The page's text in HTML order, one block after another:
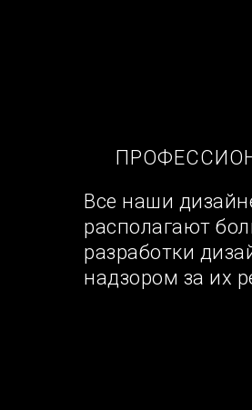
Все наши
располагают
разработки
надзором за их